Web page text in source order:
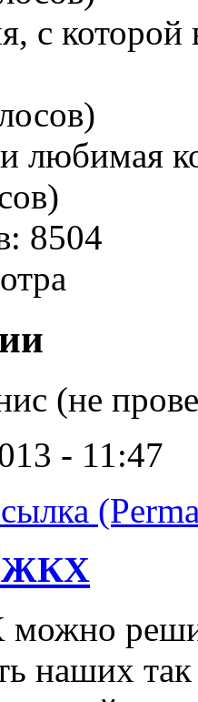
с
любимая
8504
(не
- 11:47
ЖКХ
наших